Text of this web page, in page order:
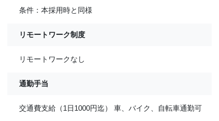
条件：本採用時と同様
リモートワーク制度
リモートワークなし
通勤手当
交通費支給（1日1000円迄） 車、バイク、自転車通勤可